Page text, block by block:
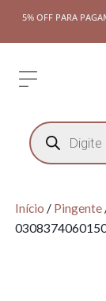
5% OFF PARA
Início / Pingente